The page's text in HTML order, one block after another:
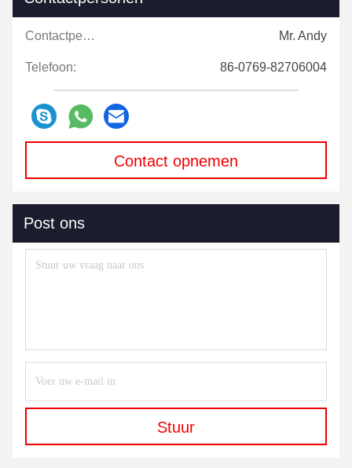
Contactpersonen: Mr. Andy
Telefoon: 86-0769-82706004
Contact opnemen
Post ons
Stuur